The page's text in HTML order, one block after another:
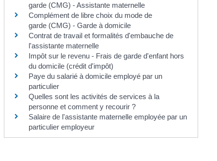
garde (CMG) - Assistante maternelle
Complément de libre choix du mode de
garde (CMG) - Garde à domicile
Contrat de travail et formalités d'embauche de
l'assistante maternelle
Impôt sur le revenu - Frais de garde d'enfant hors
du domicile (crédit d'impôt)
Paye du salarié à domicile employé par un
particulier
Quelles sont les activités de services à la
personne et comment y recourir ?
Salaire de l'assistante maternelle employée par un
particulier employeur